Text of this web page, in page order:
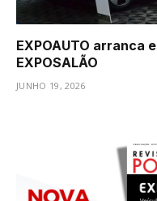
EXPOAUTO arranca
EXPOSALÃO
JUNHO 19, 2026